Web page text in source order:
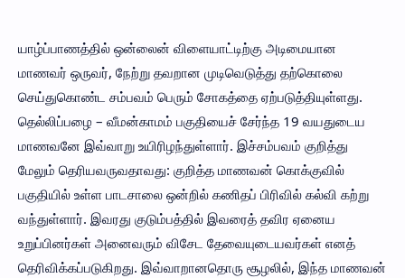
யாழ்ப்பாணத்தில் ஒன்லைன் விளையாட்டிற்கு அடிமையான
மாணவர் ஒருவர், நேற்று தவறான முடிவெடுத்து தற்கொலை
செய்துகொண்ட சம்பவம் பெரும் சோகத்தை ஏற்படுத்தியுள்ளது.
தெல்லிப்பழை – வீமன்காமம் பகுதியைச் சேர்ந்த 19 வயதுடைய
மாணவனே இவ்வாறு உயிரிழந்துள்ளார். இச்சம்பவம் குறித்து
மேலும் தெரியவருவதாவது: குறித்த மாணவன் கொக்குவில்
பகுதியில் உள்ள பாடசாலை ஒன்றில் கணிதப் பிரிவில் கல்வி கற்று
வந்துள்ளார். இவரது குடும்பத்தில் இவரைத் தவிர ஏனைய
உறுப்பினர்கள் அனைவரும் விசேட தேவையுடையவர்கள் எனத்
தெரிவிக்கப்படுகிறது. இவ்வாறானதொரு சூழலில், இந்த மாணவன்